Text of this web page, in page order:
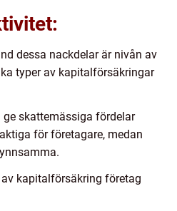
dessa nackdelar är nivån av
typer av kapitalförsäkringar
skattemässiga fördelar
för företagare, medan
kapitalförsäkring företag